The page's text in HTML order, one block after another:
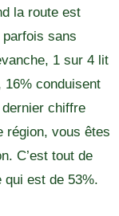
la route est
sans
1 sur 4 lit
16% conduisent
chiffre
région, vous êtes
C’est tout de
qui est de 53%.